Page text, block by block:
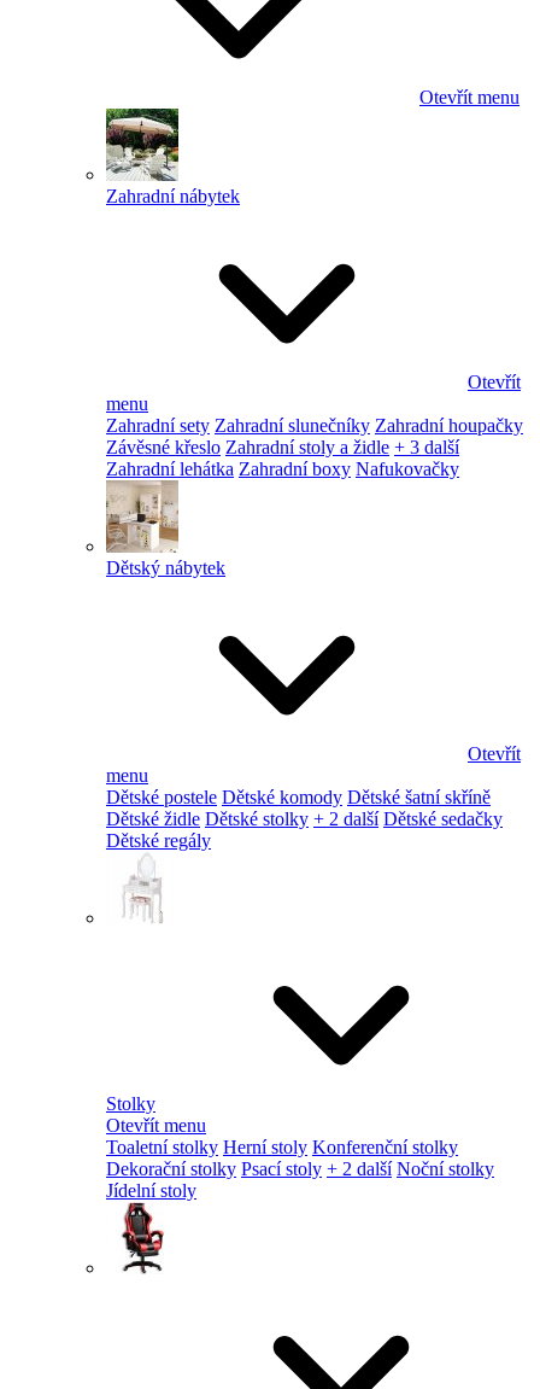
Otevřít menu
Zahradní nábytek
Otevřít
menu
Zahradní sety Zahradní slunečníky Zahradní houpačky
Závěsné křeslo Zahradní stoly a židle + 3 další
Zahradní lehátka Zahradní boxy Nafukovačky
Dětský nábytek
Otevřít
menu
Dětské postele Dětské komody Dětské šatní skříně
Dětské židle Dětské stolky + 2 další Dětské sedačky
Dětské regály
Stolky
Otevřít menu
Toaletní stolky Herní stoly Konferenční stolky
Dekorační stolky Psací stoly + 2 další Noční stolky
Jídelní stoly